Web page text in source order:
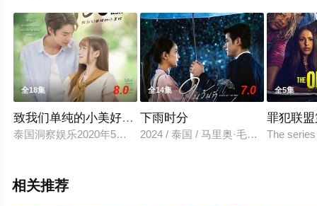
视剧、电视猫或剧情网等平台了解。
全18集 8.0
致我们单纯的小美好(泰版)
泰国洞察娱乐2020年5月19日宣布将翻拍大陆剧《致我们单纯的
全14集 7.0
下雨时分
2024 / 泰国 / 马里奥·毛瑞尔,娜塔玻·
全5集
罪犯联
The
相关推荐